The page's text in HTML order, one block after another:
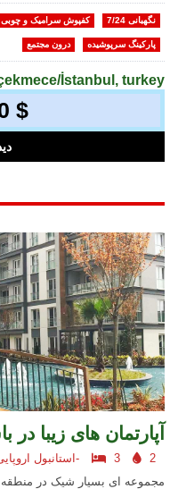
کفپوش سرامیک و چوبی نگهبانی 7/24
درون مجتمع پارکینگ سرپوشیده
İstanbul, turkey
$
آپارتمان های زیبا
استانبول اروپایی- 3
2
مجموعه ای بسیار شیک در